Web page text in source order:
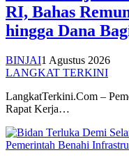
RI, Bahas
hingga Dana
BINJAI1 Agustus 2026
LANGKAT TERKINI
LangkatTerkini.Com –
Rapat Kerja…